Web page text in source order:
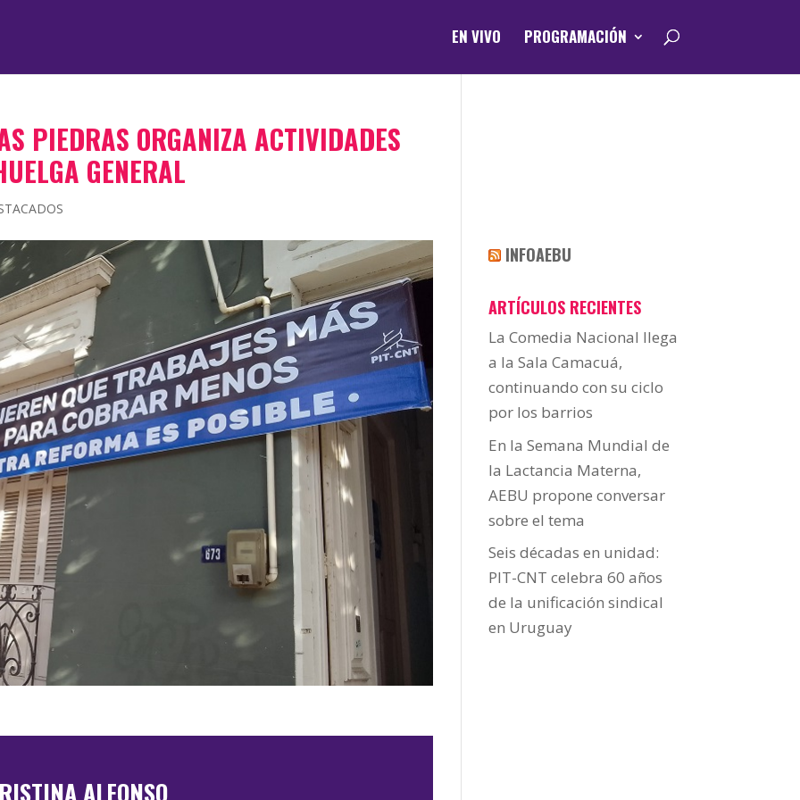
EN VIVO PROGRAMACIÓN
PIEDRAS ORGANIZA ACTIVIDADES
GENERAL
ALFONSO
INFOAEBU
ARTÍCULOS RECIENTES
La Comedia Nacional llega
a la Sala Camacuá,
continuando con su ciclo
por los barrios
En la Semana Mundial de
la Lactancia Materna,
AEBU propone conversar
sobre el tema
Seis décadas en unidad:
PIT-CNT celebra 60 años
de la unificación sindical
en Uruguay